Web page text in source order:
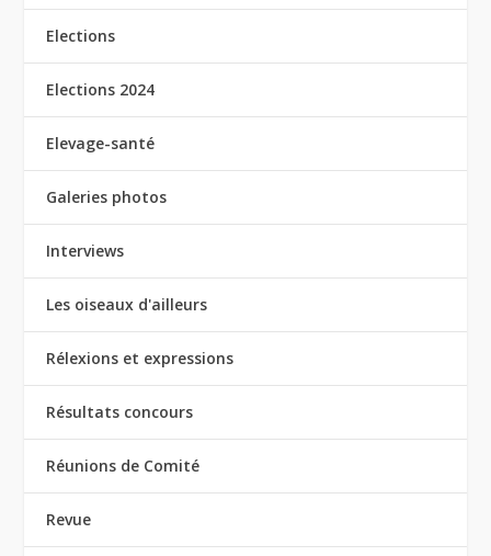
Elections
Elections 2024
Elevage-santé
Galeries photos
Interviews
Les oiseaux d'ailleurs
Rélexions et expressions
Résultats concours
Réunions de Comité
Revue